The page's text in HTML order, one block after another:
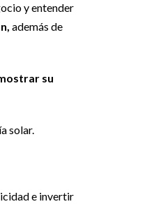
y entender
además de
su
solar.
e invertir